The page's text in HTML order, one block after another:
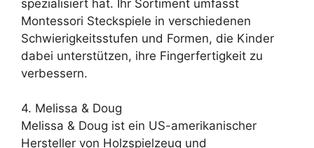
spezialisiert hat. Ihr Sortiment umfasst
Montessori Steckspiele in verschiedenen
Schwierigkeitsstufen und Formen, die Kinder
dabei unterstützen, ihre Fingerfertigkeit zu
verbessern.
4. Melissa & Doug
Melissa & Doug ist ein US-amerikanischer
Hersteller von Holzspielzeug und